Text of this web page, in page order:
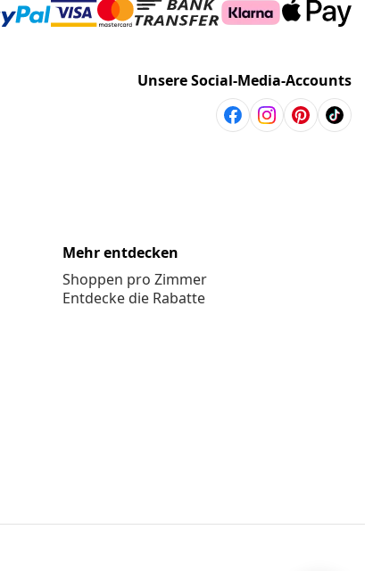
Unsere Social-Media-Accounts
Mehr entdecken
Shoppen pro Zimmer
Entdecke die Rabatte